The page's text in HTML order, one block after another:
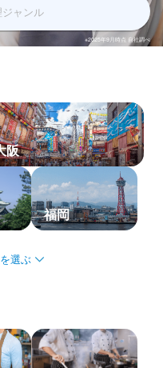
ャンル
※2025年9月時点 自社調べ
阪
福岡